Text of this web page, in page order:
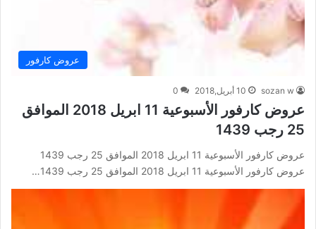
عروض كارفور
sozan w 10 أبريل,2018 0
عروض كارفور الأسبوعية 11 ابريل 2018 الموافق
25 رجب 1439
عروض كارفور الأسبوعية 11 ابريل 2018 الموافق 25 رجب 1439
عروض كارفور الأسبوعية 11 ابريل 2018 الموافق 25 رجب 1439…